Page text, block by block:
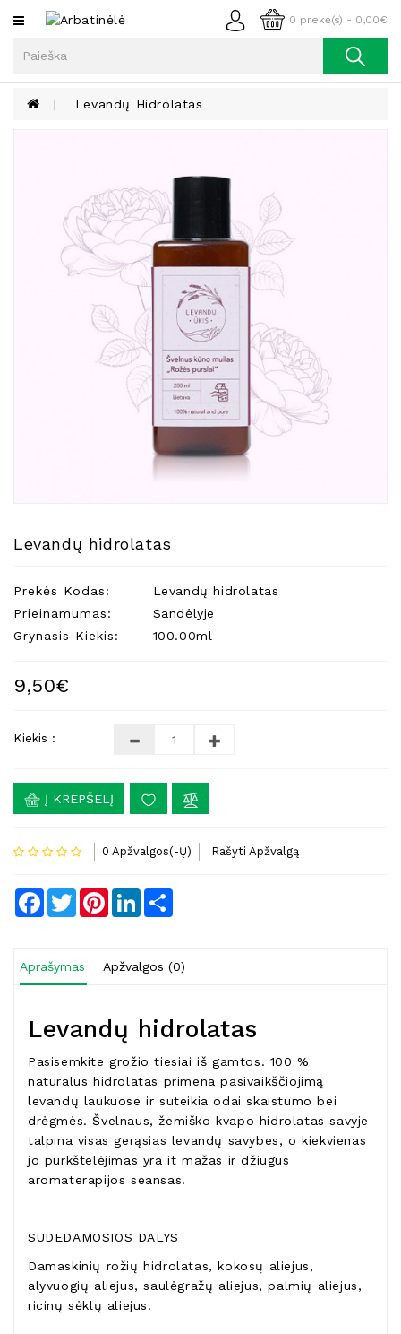
0 prekė(s) - 0,00€
Kategorijos
Kava
Lieknėjimui,
Sveikatai
Grožiui
Riešutai
Higienos
Priemonės
Kūdikiams
Reikalai
Levandų Hidrolatas
Levandų hidrolatas
Prekės Kodas:
Levandų hidrolatas
Prieinamumas:
Sandėlyje
Grynasis Kiekis:
100.00ml
9,50€
Kiekis :
Į KREPŠELĮ
0 Apžvalgos(-Ų) Rašyti Apžvalgą
Facebook
TwitterPinterestLinkedIn
Aprašymas Apžvalgos (0)
Levandų hidrolatas
Pasisemkite grožio tiesiai iš gamtos. 100 %
natūralus hidrolatas primena pasivaikščiojimą
levandų laukuose ir suteikia odai skaistumo bei
drėgmės. Švelnaus, žemiško kvapo hidrolatas savyje
talpina visas gerąsias levandų savybes, o kiekvienas
jo purkštelėjimas yra it mažas ir džiugus
aromaterapijos seansas.
SUDEDAMOSIOS DALYS
Damaskinių rožių hidrolatas, kokosų aliejus,
alyvuogių aliejus, saulėgražų aliejus, palmių aliejus,
ricinų sėklų aliejus.